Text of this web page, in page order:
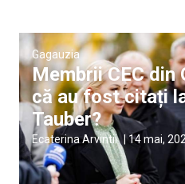
Gagauzia
Membrii CEC din
că au fost citați
Tauber?
Ecaterina Arvintii | 14 mai,